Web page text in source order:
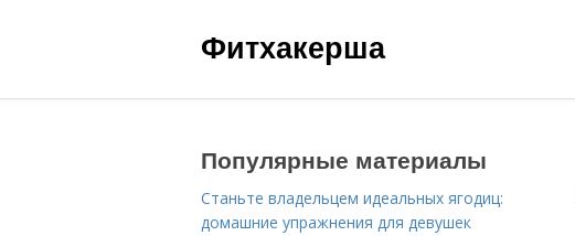
Фитхакерша
Популярные материалы
Станьте владельцем идеальных ягодиц:
домашние упражнения для девушек